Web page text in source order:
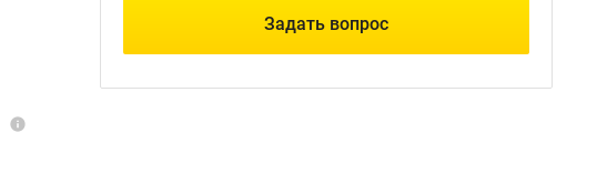
Задать вопрос